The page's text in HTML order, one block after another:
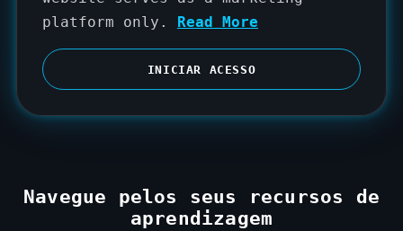
d
S
a
t
+
platform only.
Read More
INICIAR ACESSO
Navegue pelos seus recursos de
aprendizagem